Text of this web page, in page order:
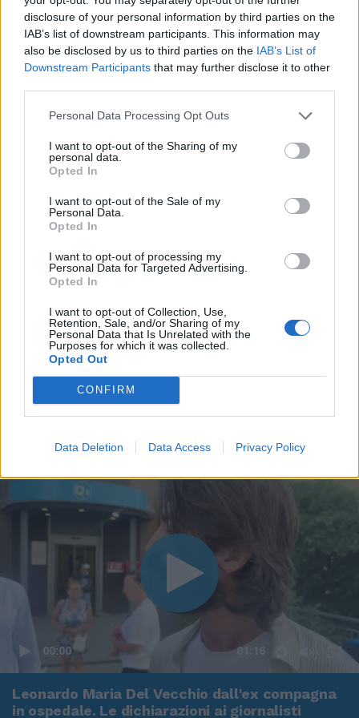
disclosure of your personal information by third parties on the
IAB’s list of downstream participants. This information may
also be disclosed by us to third parties on the IAB’s List of
Downstream Participants that may further disclose it to other
Personal Data Processing Opt Outs
I want to opt-out of the Sharing of my
personal data.
Opted In
I want to opt-out of the Sale of my
Personal Data.
Opted In
I want to opt-out of processing my
Personal Data for Targeted Advertising.
Opted In
I want to opt-out of Collection, Use,
Retention, Sale, and/or Sharing of my
Personal Data that Is Unrelated with the
Purposes for which it was collected.
Opted Out
CONFIRM
Data Deletion Data Access Privacy Policy
00:00 01:16
Leonardo Maria Del Vecchio dall'ex compagna
in ospedale. Le dichiarazioni ai giornalisti